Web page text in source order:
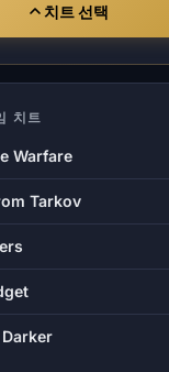
치트 선택
치트
Warfare
Tarkov